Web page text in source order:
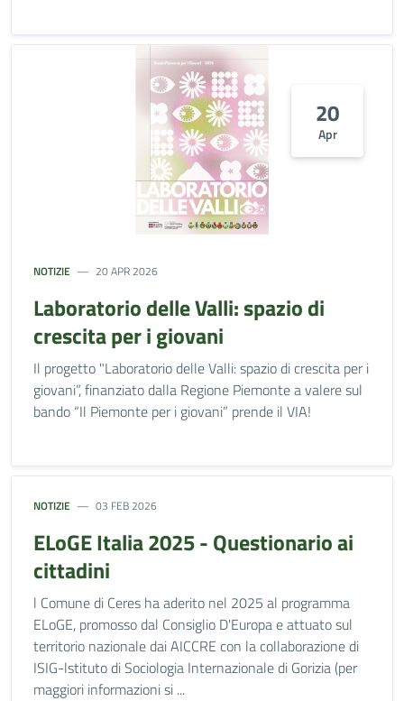
20
Apr
NOTIZIE 20 APR 2026
Laboratorio delle Valli: spazio di
crescita per i giovani
Il progetto "Laboratorio delle Valli: spazio di crescita per i
giovani”, finanziato dalla Regione Piemonte a valere sul
bando “Il Piemonte per i giovani” prende il VIA!
NOTIZIE 03 FEB 2026
ELoGE Italia 2025 - Questionario ai
cittadini
l Comune di Ceres ha aderito nel 2025 al programma
ELoGE, promosso dal Consiglio D'Europa e attuato sul
territorio nazionale dai AICCRE con la collaborazione di
ISIG-lstituto di Sociologia Internazionale di Gorizia (per
maggiori informazioni si ...